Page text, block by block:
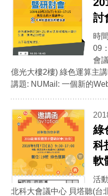
討
時
09
會
億光大樓2樓) 綠色運算主
講題: NUMail: 一個新的
綠
科
軟
活
北科大會議中心 貝塔聽(台